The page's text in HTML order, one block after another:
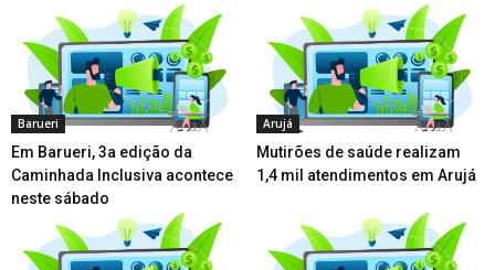
Barueri
Em Barueri, 3a edição da
Caminhada Inclusiva acontece
neste sábado
Arujá
Mutirões de saúde realizam
1,4 mil atendimentos em Arujá